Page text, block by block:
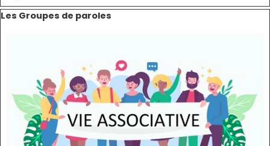
Sauter le bloc Les Groupes de paroles
Les Groupes de paroles